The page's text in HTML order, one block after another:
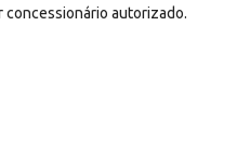
concessionário autorizado.